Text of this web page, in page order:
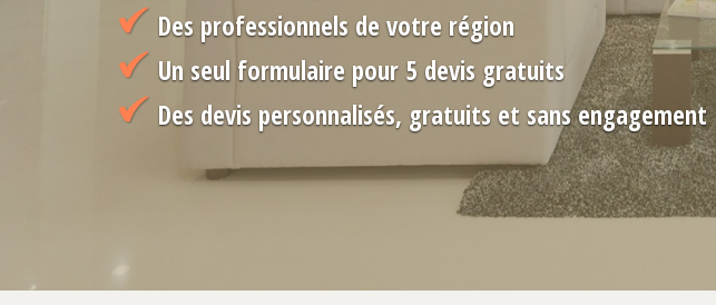
Des professionnels de votre région
Un seul formulaire pour 5 devis gratuits
Des devis personnalisés, gratuits et sans engagement